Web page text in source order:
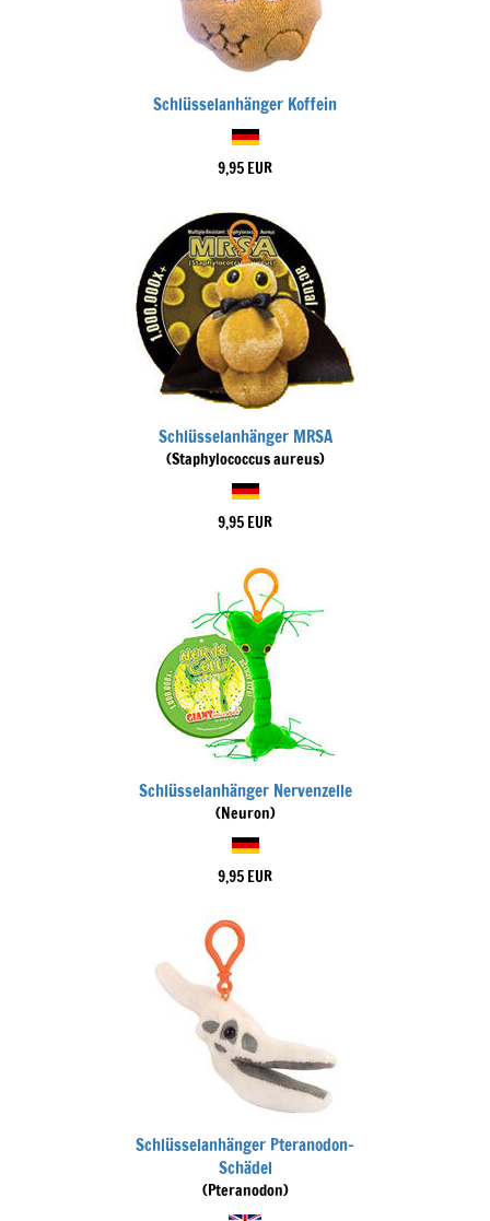
Schlüsselanhänger Koffein
9,95 EUR
Schlüsselanhänger MRSA
(Staphylococcus aureus)
9,95 EUR
Schlüsselanhänger Nervenzelle
(Neuron)
9,95 EUR
Schlüsselanhänger Pteranodon-
Schädel
(Pteranodon)